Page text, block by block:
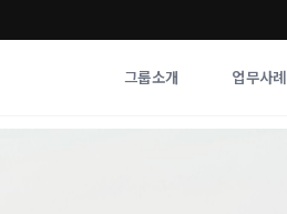
그룹소개 업무사례